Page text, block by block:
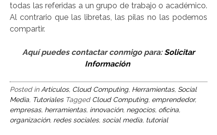
todas las referidas a un grupo de trabajo o académico.
Al contrario que las libretas, las pilas no las podemos
compartir.
Aquí puedes contactar conmigo para:Solicitar
Información
Posted in Artículos, Cloud Computing, Herramientas, Social
Media, Tutoriales Tagged Cloud Computing, emprendedor,
empresas, herramientas, innovación, negocios, oficina,
organización, redes sociales, social media, tutorial